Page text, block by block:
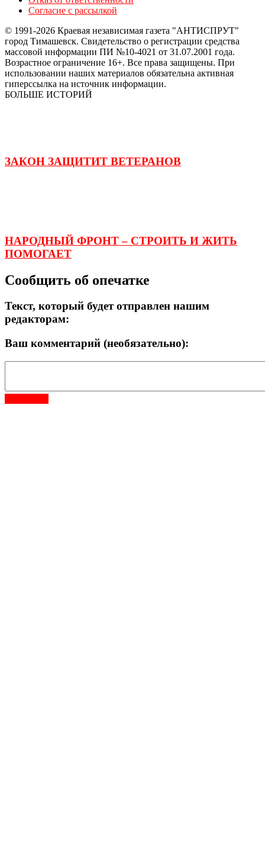
Согласие с рассылкой
© 1991-2026 Краевая независимая газета "АНТИСПРУТ"
город Тимашевск. Свидетельство о регистрации средства
массовой информации ПИ №10-4021 от 31.07.2001 года.
Возрастное ограничение 16+. Все права защищены. При
использовании наших материалов обязательна активная
гиперссылка на источник информации.
БОЛЬШЕ ИСТОРИЙ
ЗАКОН ЗАЩИТИТ ВЕТЕРАНОВ
НАРОДНЫЙ ФРОНТ – СТРОИТЬ И ЖИТЬ
ПОМОГАЕТ
Сообщить об опечатке
Текст, который будет отправлен нашим
редакторам:
Ваш комментарий (необязательно):